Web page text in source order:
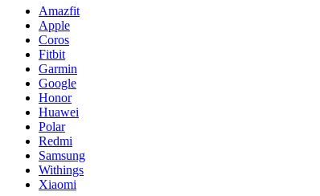
Amazfit
Apple
Coros
Fitbit
Garmin
Google
Honor
Huawei
Polar
Redmi
Samsung
Withings
Xiaomi